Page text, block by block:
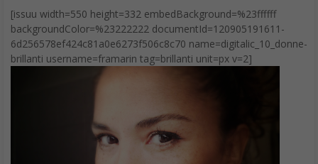
[issuu width=550 height=332 embedBackground=%23ffffff
backgroundColor=%23222222 documentId=120905191611-
6d256578ef424c81a0e6273f506c8c70 name=digitalic_10_donne-
brillanti username=framarin tag=brillanti unit=px v=2]